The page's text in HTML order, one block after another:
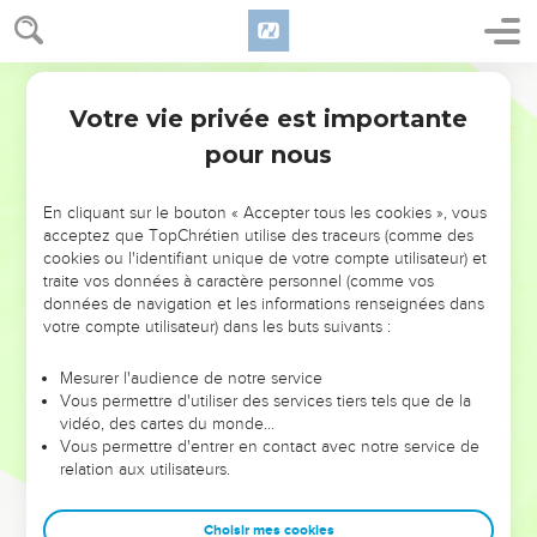
NE MANQUEZ PAS L’ÉVÉNEMENT
DE L’ANNÉE !
ET SI LEURS ERREURS POUVAIENT VOUS ÉVITER LES
VOTRES ?
leur foi ou leur vision. Mais on voit moins les doutes, les erreurs
et les saisons difficiles qu'ils ont traversés, alors même que ce
sont elles qui les ont façonnés.
Dans cette conférence, leaders, entrepreneurs, et responsables
clés pour avancer avec plus de sagesse afin que leurs erreurs
Votre vie privée est importante
pour nous
En cliquant sur le bouton « Accepter tous les cookies », vous
acceptez que TopChrétien utilise des traceurs (comme des
cookies ou l'identifiant unique de votre compte utilisateur) et
traite vos données à caractère personnel (comme vos
données de navigation et les informations renseignées dans
votre compte utilisateur) dans les buts suivants :
Mesurer l'audience de notre service
Vous permettre d'utiliser des services tiers tels que de la
vidéo, des cartes du monde…
Vous permettre d'entrer en contact avec notre service de
relation aux utilisateurs.
Choisir mes cookies